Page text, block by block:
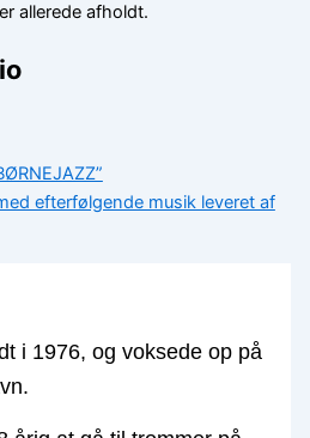
allerede afholdt.
efterfølgende musik leveret af
i 1976, og voksede op på